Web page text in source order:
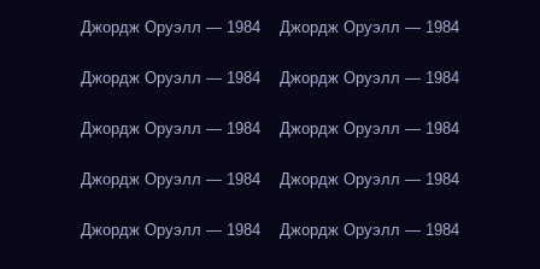
Джордж Оруэлл — 1984 Джордж Оруэлл — 1984
Джордж Оруэлл — 1984 Джордж Оруэлл — 1984
Джордж Оруэлл — 1984 Джордж Оруэлл — 1984
Джордж Оруэлл — 1984 Джордж Оруэлл — 1984
Джордж Оруэлл — 1984 Джордж Оруэлл — 1984